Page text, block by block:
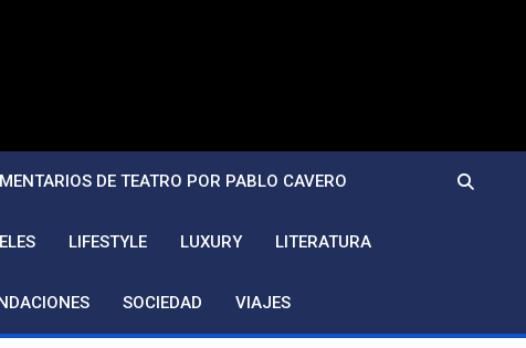
DE TEATRO POR PABLO CAVERO
LIFESTYLE LUXURY LITERATURA
SOCIEDAD VIAJES